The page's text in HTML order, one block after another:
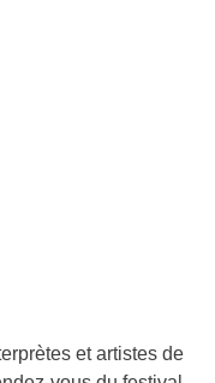
et artistes de